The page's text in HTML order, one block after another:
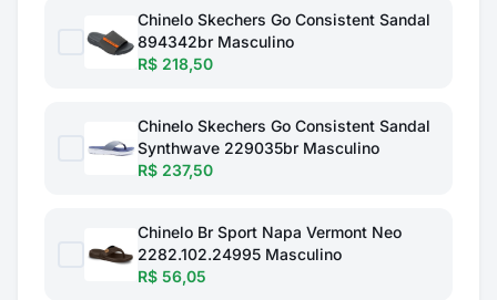
Chinelo Skechers Go Consistent Sandal
894342br Masculino
R$ 218,50
Chinelo Skechers Go Consistent Sandal
Synthwave 229035br Masculino
R$ 237,50
Chinelo Br Sport Napa Vermont Neo
2282.102.24995 Masculino
R$ 56,05